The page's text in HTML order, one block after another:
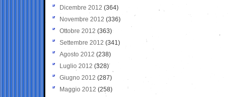
Dicembre 2012 (364)
Novembre 2012 (336)
Ottobre 2012 (363)
Settembre 2012 (341)
Agosto 2012 (238)
Luglio 2012 (328)
Giugno 2012 (287)
Maggio 2012 (258)